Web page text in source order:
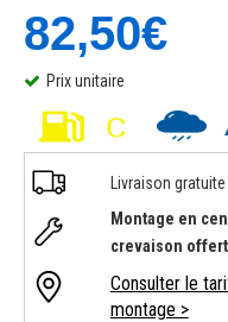
82,50€
Prix unitaire
Livraison
Montage en
crevaison
Consulter le
montage >